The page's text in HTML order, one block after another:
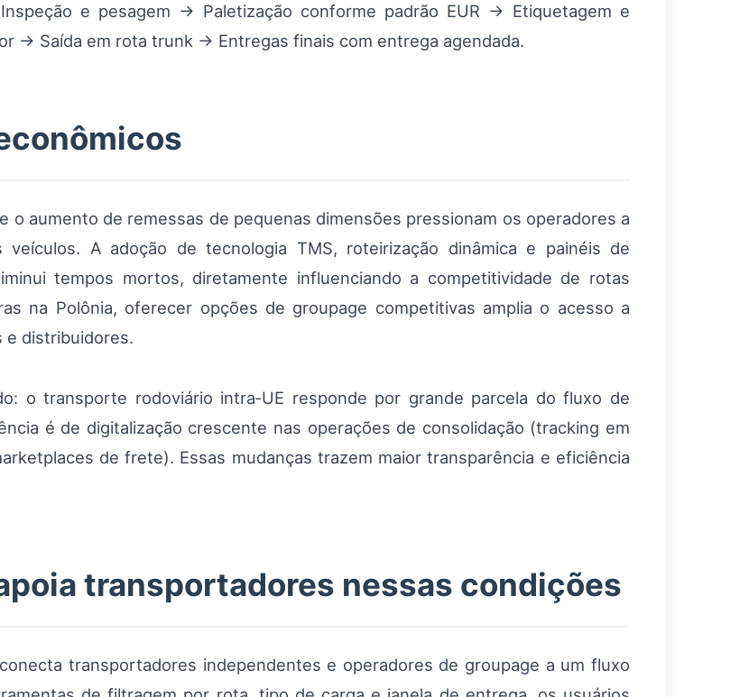
e pesagem → Paletização conforme padrão EUR → Etiquetagem e
→ Saída em rota trunk → Entregas finais com entrega agendada.
o aumento de remessas de pequenas dimensões pressionam os operadores a
A adoção de tecnologia TMS, roteirização dinâmica e painéis de
tempos mortos, diretamente influenciando a competitividade de rotas
na Polônia, oferecer opções de groupage competitivas amplia o acesso a
e distribuidores.
o transporte rodoviário intra‑UE responde por grande parcela do fluxo de
é de digitalização crescente nas operações de consolidação (tracking em
de frete). Essas mudanças trazem maior transparência e eficiência
transportadores nessas condições
transportadores independentes e operadores de groupage a um fluxo